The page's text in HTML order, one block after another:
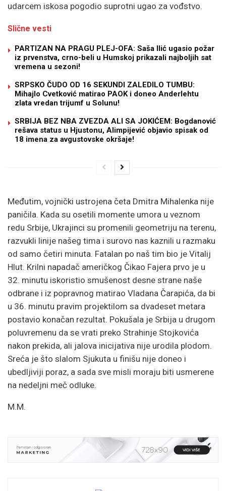
udarcem iskosa pogodio suprotni ugao za vođstvo.
Slične vesti
PARTIZAN NA PRAGU PLEJ-OFA: Saša Ilić ugasio požar
iz prvenstva, crno-beli u Humskoj prikazali najboljih sat
vremena u sezoni!
SRPSKO ČUDO OD 16 SEKUNDI ZALEDILO TUMBU:
Mihajlo Cvetković matirao PAOK i doneo Anderlehtu
zlata vredan trijumf u Solunu!
SRBIJA BEZ NBA ZVEZDA ALI SA JOKIĆEM: Bogdanović
rešava status u Hjustonu, Alimpijević objavio spisak od
18 imena za avgustovske okršaje!
Međutim, vojnički ustrojena četa Dmitra Mihalenka nije
paničila. Kada su osetili momente umora u veznom
redu Srbije, Ukrajinci su promenili geometriju na terenu,
razvukli linije našeg tima i surovo nas kaznili u razmaku
od samo četiri minuta. Fatalan po naš tim bio je Vitalij
Hlut. Krilni napadač američkog Čikao Fajera prvo je u
32. minutu iskoristio smušenost desne strane naše
odbrane i iz popravnog matirao Vladana Čarapića, da bi
u 36. minutu pravim projektilom sa dvadeset metara
postavio konačan rezultat. Pokušala je Srbija u drugom
poluvremenu da se vrati preko Strahinje Stojkovića
nakon prekida, ali jalova inicijativa nije urodila plodom.
Sreća je što slalom Sjukuta u finišu nije doneo i
ubedljiviji poraz, a sada sve misli moraju biti usmerene
na nedeljni meč odluke.
M.M.